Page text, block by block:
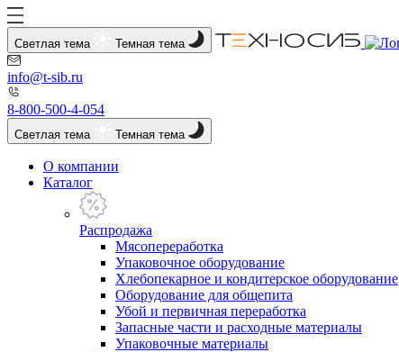
Светлая тема Темная тема
info@t-sib.ru
8-800-500-4-054
Светлая тема Темная тема
О компании
Каталог
Распродажа
Мясопереработка
Упаковочное оборудование
Хлебопекарное и кондитерское оборудование
Оборудование для общепита
Убой и первичная переработка
Запасные части и расходные материалы
Упаковочные материалы